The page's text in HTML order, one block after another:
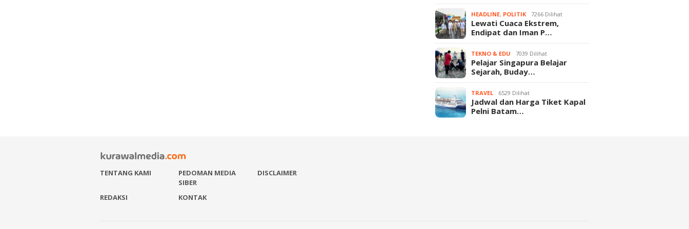
HEADLINE, POLITIK 7266 Dilihat
Lewati Cuaca Ekstrem,
Endipat dan Iman P…
TEKNO & EDU 7039 Dilihat
Pelajar Singapura Belajar
Sejarah, Buday…
TRAVEL 6529 Dilihat
Jadwal dan Harga Tiket Kapal
Pelni Batam…
TENTANG KAMI
PEDOMAN MEDIA
SIBER
DISCLAIMER
REDAKSI KONTAK